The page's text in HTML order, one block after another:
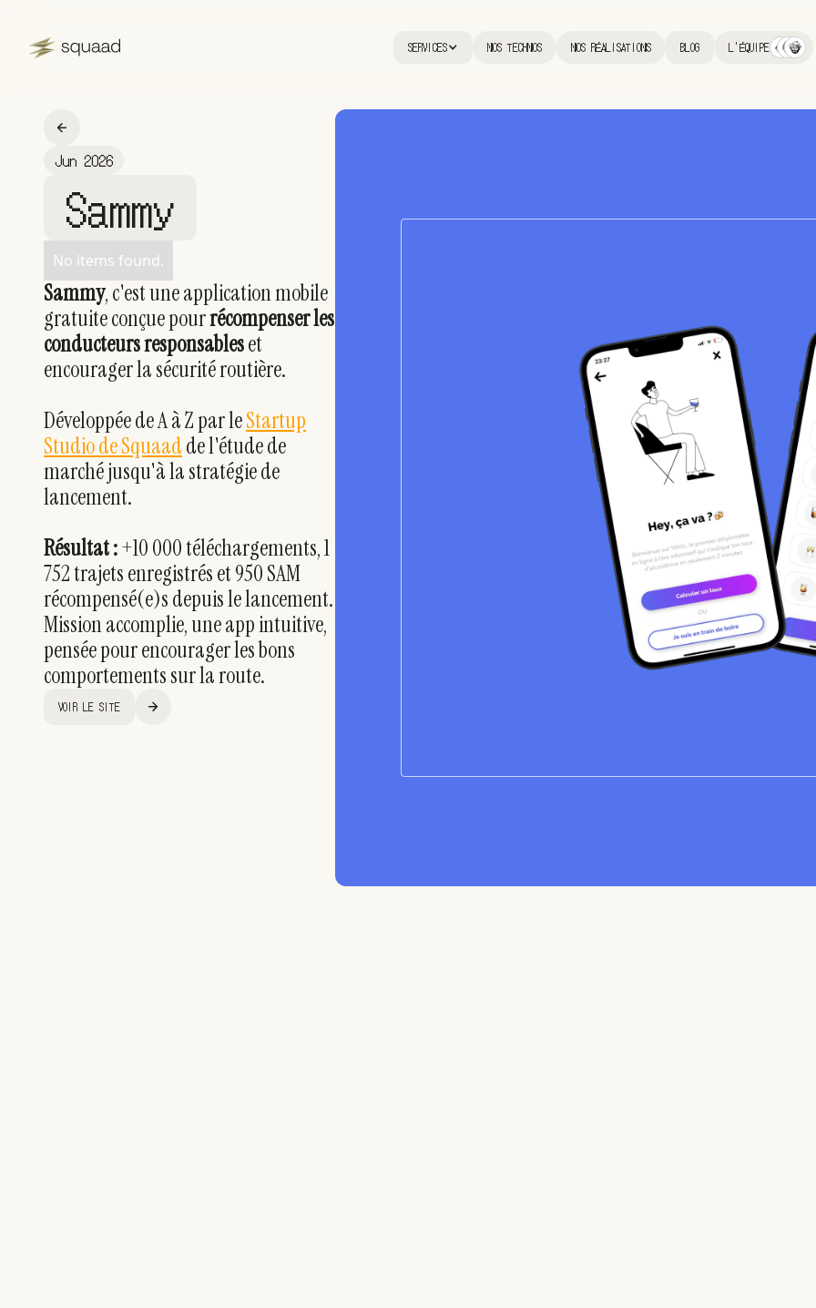
SERVICES NOS TECHNOS NOS RÉALISATIONS BLOG L'ÉQUIPE
Jun 2026
Sammy
No items found.
Sammy, c'est une application mobile
gratuite conçue pourrécompenser les
conducteurs responsableset
encourager la sécurité routière.
Développée de A à Z par leStartup
Studio de Squaadde l'étude de
marché jusqu'à la stratégie de
lancement.
Résultat :+10 000 téléchargements, 1
752 trajets enregistrés et 950 SAM
récompensé(e)s depuis le lancement.
Mission accomplie, une app intuitive,
pensée pour encourager les bons
comportements sur la route.
VOIR LE SITE